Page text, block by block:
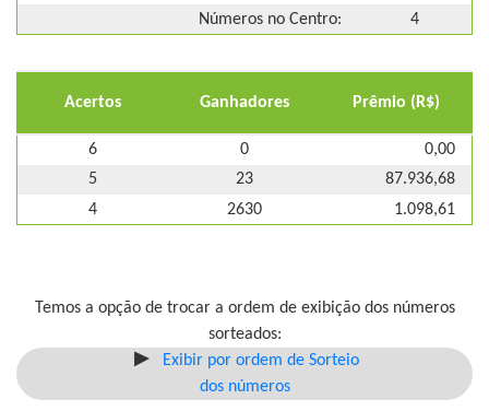
Números no Centro:
4
Acertos Ganhadores Prêmio (R$)
6 0
0,00
5
23
87.936,68
4
2630 1.098,61
Temos a opção de trocar a ordem de exibição dos números
sorteados:
Exibir por ordem de Sorteio
dos números